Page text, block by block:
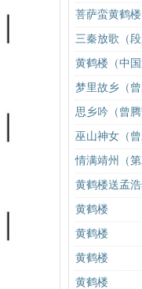
菩萨蛮黄鹤楼
三秦放歌（段
黄鹤楼（中
梦里故乡（
思乡吟（曾腾
巫山神女（
情满靖州（
黄鹤楼送孟
黄鹤楼
黄鹤楼
黄鹤楼
黄鹤楼